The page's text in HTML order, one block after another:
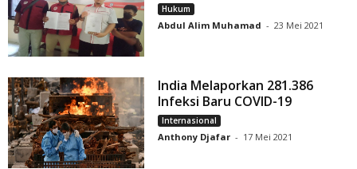
Hukum
Abdul Alim Muhamad - 23 Mei 2021
India Melaporkan 281.386
Infeksi Baru COVID-19
Internasional
Anthony Djafar - 17 Mei 2021